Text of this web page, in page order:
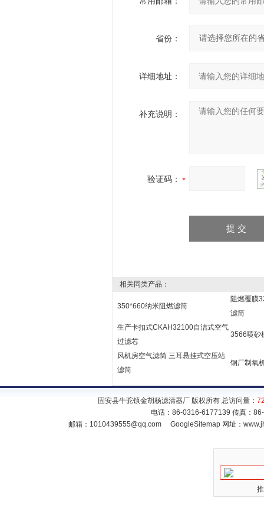
省份：
详细地址：
补充说明：
验证码：
相关同类产品：
350*660纳米阻燃滤筒
阻燃覆膜
滤筒
生产卡扣式CKAH32100自洁式空气
过滤芯
3566喷砂
风机房空气滤筒 三耳悬挂式空压站
滤筒
钢厂制氧
固安县牛驼镇金胡杨滤清器厂 版权所有 总访问量：
电话：86-0316-6177139 传真：
邮箱： 1010439555@qq.com GoogleSitemap网址：